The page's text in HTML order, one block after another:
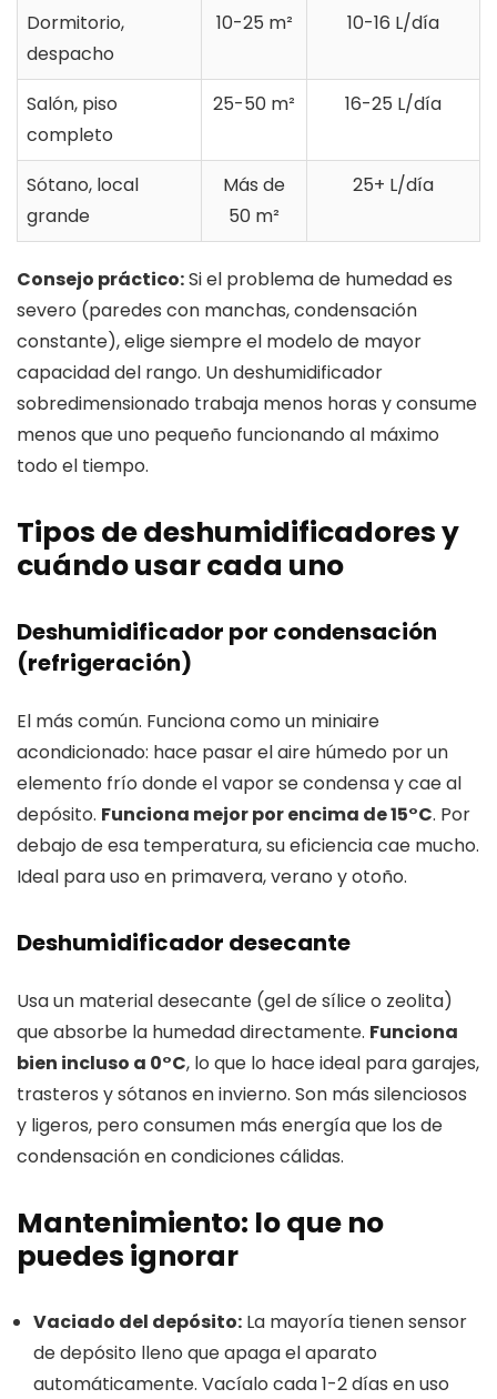
Dormitorio,
despacho
10-25 m² 10-16 L/día
Salón, piso
completo
25-50 m² 16-25 L/día
Sótano, local
grande
Más de
50 m²
25+ L/día
Consejo práctico:Si el problema de humedad es
severo (paredes con manchas, condensación
constante), elige siempre el modelo de mayor
capacidad del rango. Un deshumidificador
sobredimensionado trabaja menos horas y consume
menos que uno pequeño funcionando al máximo
todo el tiempo.
Tipos de deshumidificadores y
cuándo usar cada uno
Deshumidificador por condensación
(refrigeración)
El más común. Funciona como un miniaire
acondicionado: hace pasar el aire húmedo por un
elemento frío donde el vapor se condensa y cae al
depósito. Funciona mejor por encima de 15°C. Por
debajo de esa temperatura, su eficiencia cae mucho.
Ideal para uso en primavera, verano y otoño.
Deshumidificador desecante
Usa un material desecante (gel de sílice o zeolita)
que absorbe la humedad directamente. Funciona
bien incluso a 0°C, lo que lo hace ideal para garajes,
trasteros y sótanos en invierno. Son más silenciosos
y ligeros, pero consumen más energía que los de
condensación en condiciones cálidas.
Mantenimiento: lo que no
puedes ignorar
Vaciado del depósito: La mayoría tienen sensor
de depósito lleno que apaga el aparato
automáticamente. Vacíalo cada 1-2 días en uso